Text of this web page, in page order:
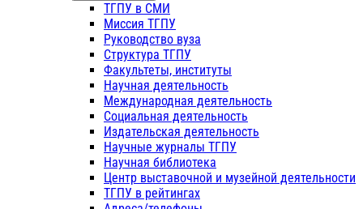
ТГПУ в СМИ
Миссия ТГПУ
Руководство вуза
Структура ТГПУ
Факультеты, институты
Научная деятельность
Международная деятельность
Социальная деятельность
Издательская деятельность
Научные журналы ТГПУ
Научная библиотека
Центр выставочной и музейной деятельности
ТГПУ в рейтингах